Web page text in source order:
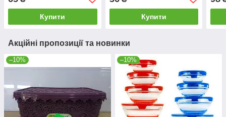
Купити Купити
Акційні пропозиції та новинки
–10% –10%